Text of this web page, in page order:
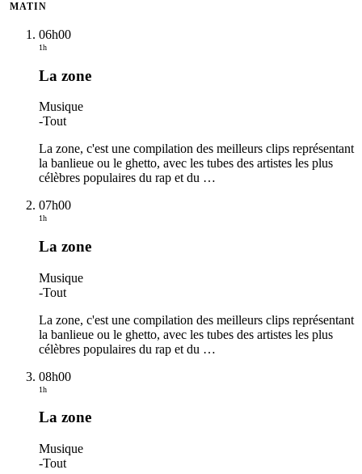
MATIN
06h00
1h
La zone
Musique
-Tout
La zone, c'est une compilation des meilleurs clips représentant
la banlieue ou le ghetto, avec les tubes des artistes les plus
célèbres populaires du rap et du …
07h00
1h
La zone
Musique
-Tout
La zone, c'est une compilation des meilleurs clips représentant
la banlieue ou le ghetto, avec les tubes des artistes les plus
célèbres populaires du rap et du …
08h00
1h
La zone
Musique
-Tout